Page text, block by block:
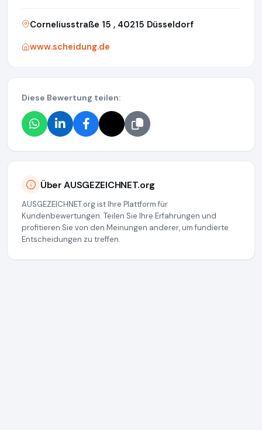
Corneliusstraße 15 , 40215 Düsseldorf
www.scheidung.de
Diese Bewertung teilen:
Über AUSGEZEICHNET.org
AUSGEZEICHNET.org ist Ihre Plattform für
Kundenbewertungen. Teilen Sie Ihre Erfahrungen und
profitieren Sie von den Meinungen anderer, um fundierte
Entscheidungen zu treffen.